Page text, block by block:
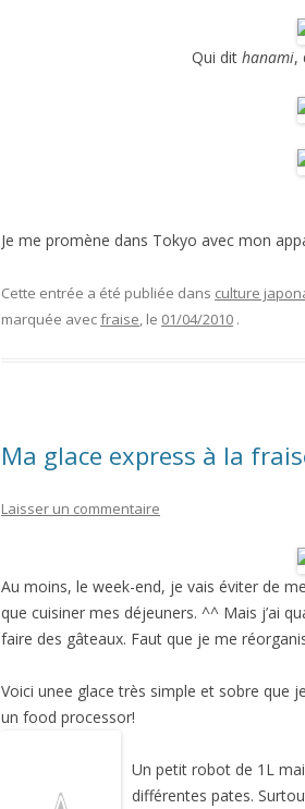
Qui dithanami,
Je me promène dans Tokyo avec mon
Cette entrée a été publiée dans culture
marquée avecfraise, le 01/04/2010 .
Ma glace express à la
Laisser un commentaire
Au moins, le week-end, je vais éviter de
que cuisiner mes déjeuners. ^^ Mais j’ai
faire des gâteaux. Faut que je me
Voici unee glace très simple et sobre que
un food processor!
Un petit robot de 1L
différentes pates.